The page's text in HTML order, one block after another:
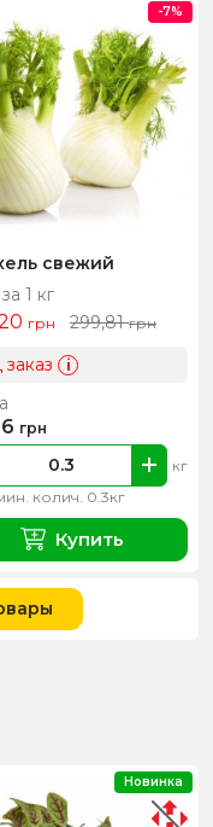
свежий
1 кг
грн 299,81грн
i
колич. 0.3кг
кг
грн
Купить
-7%
Новинка